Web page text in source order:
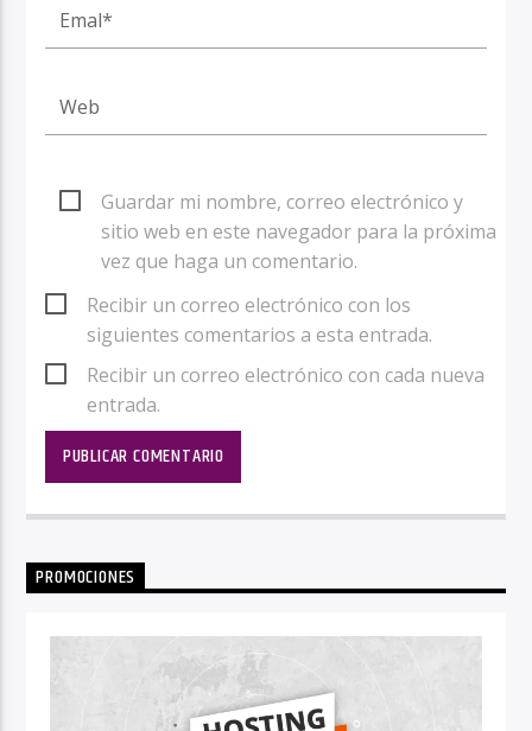
Guardar mi nombre, correo electrónico y
sitio web en este navegador para la próxima
vez que haga un comentario.
Recibir un correo electrónico con los
siguientes comentarios a esta entrada.
Recibir un correo electrónico con cada nueva
entrada.
PROMOCIONES